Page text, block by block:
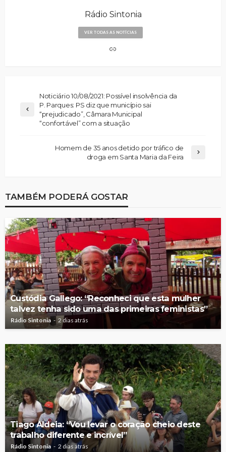
Rádio Sintonia
VER TODAS AS NOTÍCIAS
Noticiário 10/08/2021: Possível insolvência da
P. Parques: PS diz que município sai
“prejudicado”, Câmara Municipal
“confortável” com a situação
Homem de 35 anos detido por tráfico de
droga em Santa Maria da Feira
TAMBÉM PODERÁ GOSTAR
Custódia Gallego: “Reconheci que esta mulher
talvez tenha sido uma das primeiras feministas”
Rádio Sintonia 2 dias atrás
Tiago Aldeia: “Vou levar o coração cheio deste
trabalho diferente e incrível”
Rádio Sintonia 2 dias atrás